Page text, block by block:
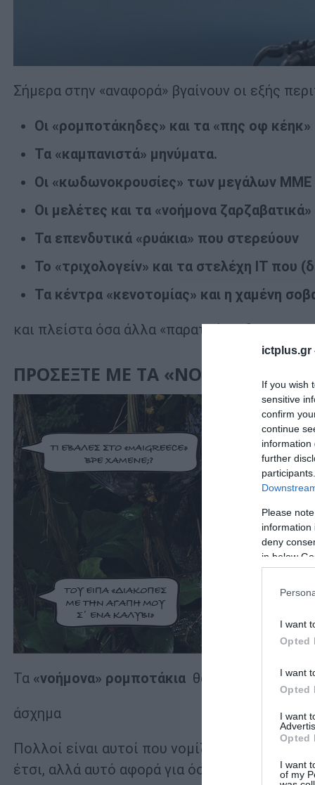
ictplus.gr
If you wish
sensitive
confirm
continue
information
further
Please
information
deny
in below
I want
Opted
I want
Opted
I want
Opted
I want
of my
Σήμερα στην «αναφορά» βγαίνουν οι εξής
Οι «ρομποτάκηδες» και τα «πης οφ κέηκ»
Τα «καμπανιστά» μηνύματα.
Οι «κωδωνοκρουσίες» των μεγάλων ΜΜΕ
Οι μελέτες και τα «νοήμονα ζαρζαβατικά»
Τα επενδυτικά «ρυάκια» που στερεύουν
Το «τριχολογείν» και τα στελέχη ΙΤ που
Τα κέντρα «κενοτομίας» και η χαμένη
και πλείστα όσα άλλα «παρατράγουδα»
ΠΡΟΣΕΞΤΕ ΜΕ ΤΑ «ΝΟΗΜΟΝΑ».
Τα «νοήμονα» ρομποτάκια θα μας (σας)
άσχημα
Πολλοί είναι αυτοί που νομίζουν πως να τα
έτσι, αλλά αυτό αφορά για όσους έχουν